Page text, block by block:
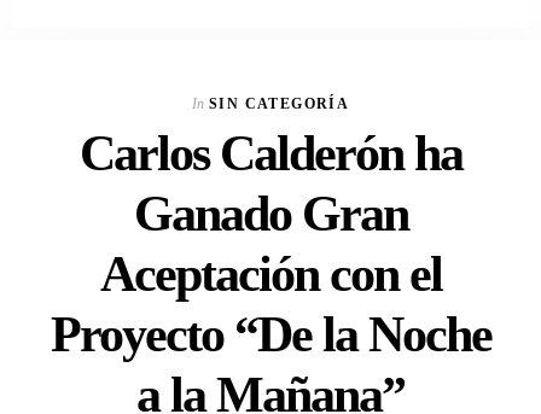
In SIN CATEGORÍA
Carlos Calderón ha
Ganado Gran
Aceptación con el
Proyecto “De la Noche
a la Mañana”